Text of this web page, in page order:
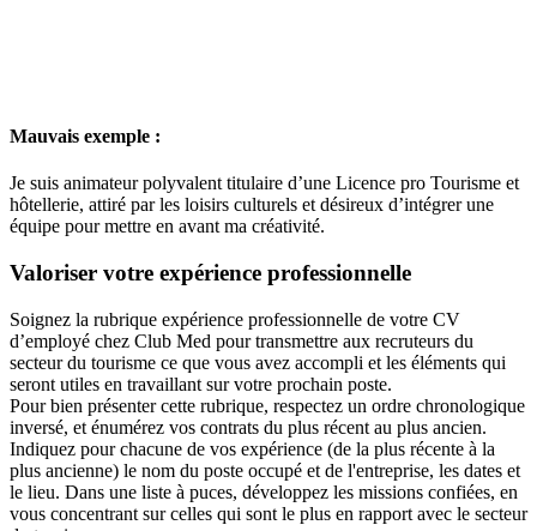
Mauvais exemple :
Je suis animateur polyvalent titulaire d’une Licence pro Tourisme et
hôtellerie, attiré par les loisirs culturels et désireux d’intégrer une
équipe pour mettre en avant ma créativité.
Valoriser votre expérience professionnelle
Soignez la rubrique expérience professionnelle de votre CV
d’employé chez Club Med pour transmettre aux recruteurs du
secteur du tourisme ce que vous avez accompli et les éléments qui
seront utiles en travaillant sur votre prochain poste.
Pour bien présenter cette rubrique, respectez un ordre chronologique
inversé, et énumérez vos contrats du plus récent au plus ancien.
Indiquez pour chacune de vos expérience (de la plus récente à la
plus ancienne) le nom du poste occupé et de l'entreprise, les dates et
le lieu. Dans une liste à puces, développez les missions confiées, en
vous concentrant sur celles qui sont le plus en rapport avec le secteur